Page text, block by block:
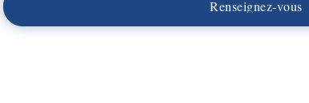
Renseignez-vous